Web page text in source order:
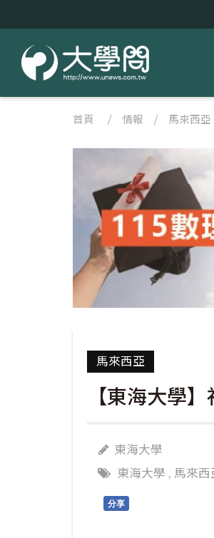
首頁 / 情報 / 馬來西亞
馬來西亞
【東海大學
東海大學
東海大學 , 馬來西
分享